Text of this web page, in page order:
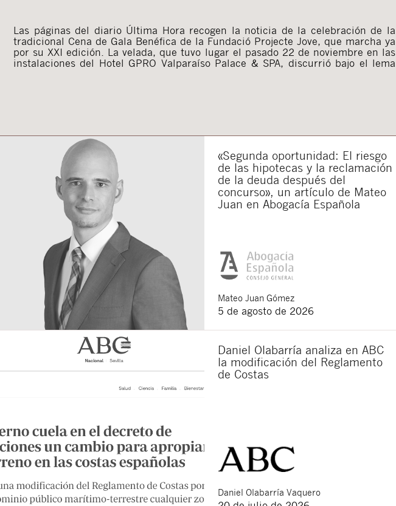
Las páginas del diario Última Hora recogen la noticia de la celebración de la
tradicional Cena de Gala Benéfica de la Fundació Projecte Jove, que marcha ya
por su XXI edición. La velada, que tuvo lugar el pasado 22 de noviembre en las
instalaciones del Hotel GPRO Valparaíso Palace & SPA, discurrió bajo el lema
«Joves amb Projecte» y contó entre sus asistentes con Joan Buades y Teresa
«Segunda oportunidad: El riesgo
de las hipotecas y la reclamación
de la deuda después del
concurso», un artículo de Mateo
Juan en Abogacía Española
Mateo Juan Gómez
5 de agosto de 2026
Daniel Olabarría analiza en ABC
la modificación del Reglamento
de Costas
Daniel Olabarría Vaquero